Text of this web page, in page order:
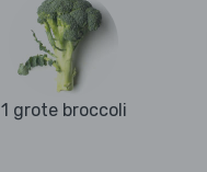
1 grote broccoli